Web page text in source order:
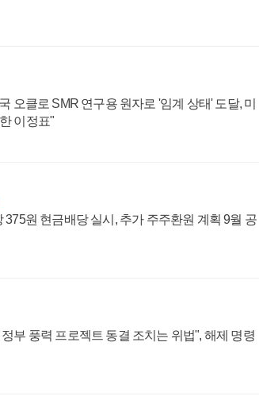
오클로 SMR 연구용 원자로 '임계 상태' 도달, 미
이정표"
375원 현금배당 실시, 추가 주주환원 계획 9월 공
부 풍력 프로젝트 동결 조치는 위법", 해제 명령